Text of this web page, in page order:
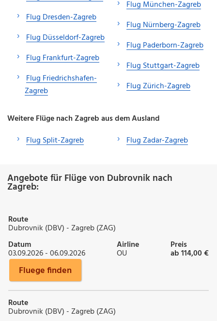
Flug Dresden-Zagreb
Flug Düsseldorf-Zagreb
Flug Frankfurt-Zagreb
Flug Friedrichshafen-
Zagreb
Flug München-Zagreb
Flug Nürnberg-Zagreb
Flug Paderborn-Zagreb
Flug Stuttgart-Zagreb
Flug Zürich-Zagreb
Weitere Flüge nach Zagreb aus dem Ausland
Flug Split-Zagreb
Flug Zadar-Zagreb
Angebote für Flüge von Dubrovnik nach
Zagreb:
Route
Dubrovnik (DBV) - Zagreb (ZAG)
Datum
03.09.2026 - 06.09.2026
Airline
OU
Preis
ab 114,00 €
Fluege finden
Route
Dubrovnik (DBV) - Zagreb (ZAG)